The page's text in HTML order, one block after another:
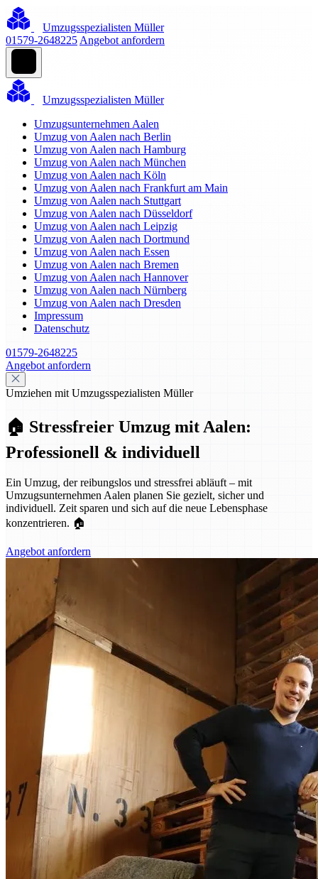
Umzugsspezialisten Müller
01579-2648225 Angebot anfordern
Umzugsspezialisten Müller
Umzugsunternehmen Aalen
Umzug von Aalen nach Berlin
Umzug von Aalen nach Hamburg
Umzug von Aalen nach München
Umzug von Aalen nach Köln
Umzug von Aalen nach Frankfurt am Main
Umzug von Aalen nach Stuttgart
Umzug von Aalen nach Düsseldorf
Umzug von Aalen nach Leipzig
Umzug von Aalen nach Dortmund
Umzug von Aalen nach Essen
Umzug von Aalen nach Bremen
Umzug von Aalen nach Hannover
Umzug von Aalen nach Nürnberg
Umzug von Aalen nach Dresden
Impressum
Datenschutz
01579-2648225
Angebot anfordern
Umziehen mit Umzugsspezialisten Müller
🏠 Stressfreier Umzug mit Aalen:
Professionell & individuell
Ein Umzug, der reibungslos und stressfrei abläuft – mit
Umzugsunternehmen Aalen planen Sie gezielt, sicher und
individuell. Zeit sparen und sich auf die neue Lebensphase
konzentrieren. 🏠
Angebot anfordern